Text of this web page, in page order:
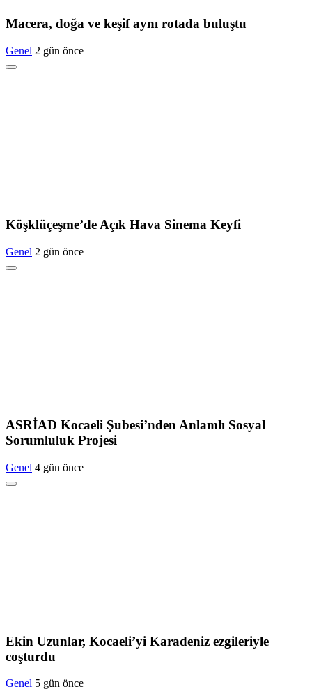
Macera, doğa ve keşif aynı rotada buluştu
Genel 2 gün önce
Köşklüçeşme’de Açık Hava Sinema Keyfi
Genel 2 gün önce
ASRİAD Kocaeli Şubesi’nden Anlamlı Sosyal
Sorumluluk Projesi
Genel 4 gün önce
Ekin Uzunlar, Kocaeli’yi Karadeniz ezgileriyle
coşturdu
Genel 5 gün önce